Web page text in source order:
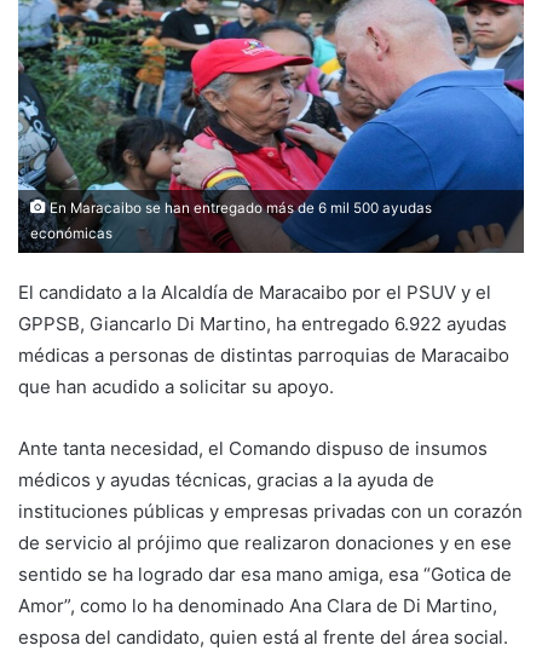
En Maracaibo se han entregado más de 6 mil 500 ayudas
económicas
El candidato a la Alcaldía de Maracaibo por el PSUV y el
GPPSB, Giancarlo Di Martino, ha entregado 6.922 ayudas
médicas a personas de distintas parroquias de Maracaibo
que han acudido a solicitar su apoyo.
Ante tanta necesidad, el Comando dispuso de insumos
médicos y ayudas técnicas, gracias a la ayuda de
instituciones públicas y empresas privadas con un corazón
de servicio al prójimo que realizaron donaciones y en ese
sentido se ha logrado dar esa mano amiga, esa “Gotica de
Amor”, como lo ha denominado Ana Clara de Di Martino,
esposa del candidato, quien está al frente del área social.